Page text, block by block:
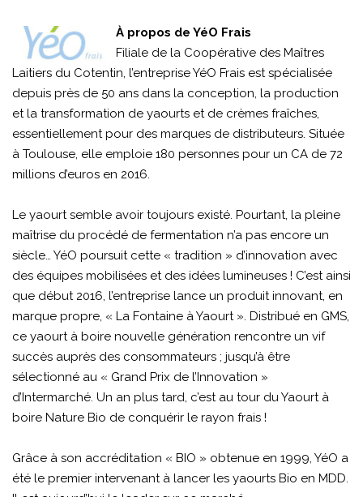
À propos de YéO Frais
Filiale de la Coopérative des Maîtres
Laitiers du Cotentin, l’entreprise YéO Frais est spécialisée
depuis près de 50 ans dans la conception, la production
et la transformation de yaourts et de crèmes fraîches,
essentiellement pour des marques de distributeurs. Située
à Toulouse, elle emploie 180 personnes pour un CA de 72
millions d’euros en 2016.
Le yaourt semble avoir toujours existé. Pourtant, la pleine
maîtrise du procédé de fermentation n’a pas encore un
siècle… YéO poursuit cette « tradition » d’innovation avec
des équipes mobilisées et des idées lumineuses ! C’est ainsi
que début 2016, l’entreprise lance un produit innovant, en
marque propre, « La Fontaine à Yaourt ». Distribué en GMS,
ce yaourt à boire nouvelle génération rencontre un vif
succès auprès des consommateurs ; jusqu’à être
sélectionné au « Grand Prix de l’Innovation »
d’Intermarché. Un an plus tard, c’est au tour du Yaourt à
boire Nature Bio de conquérir le rayon frais !
Grâce à son accréditation « BIO » obtenue en 1999, YéO a
été le premier intervenant à lancer les yaourts Bio en MDD.